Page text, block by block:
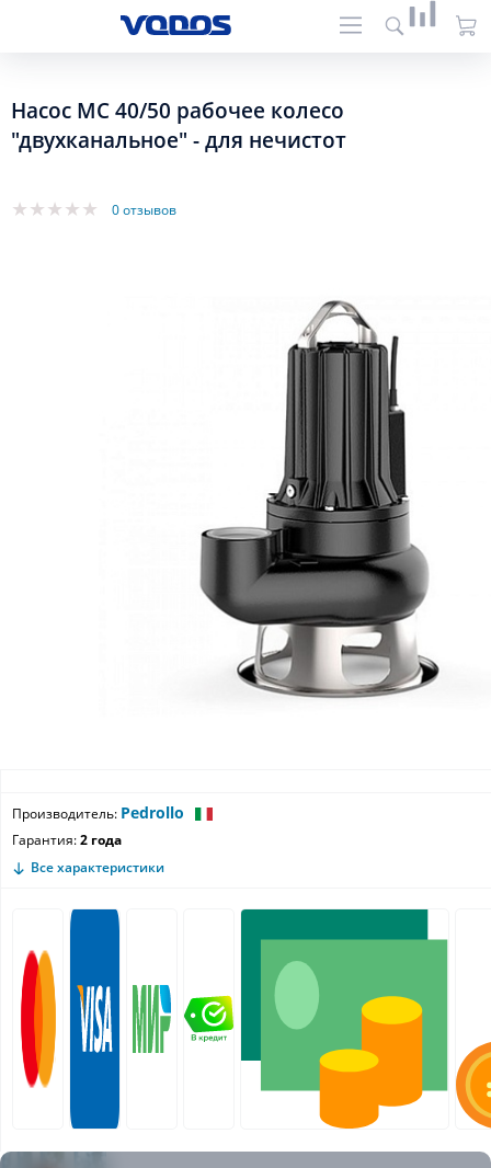
Насос MC 40/50 рабочее колесо
"двухканальное" - для нечистот
0 отзывов
Производитель: Pedrollo
Гарантия:2 года
Все характеристики